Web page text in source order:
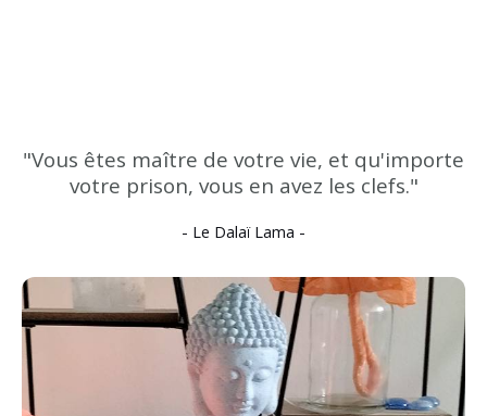
"Vous êtes maître de votre vie, et qu'importe
votre prison, vous en avez les clefs."
- Le Dalaï Lama -